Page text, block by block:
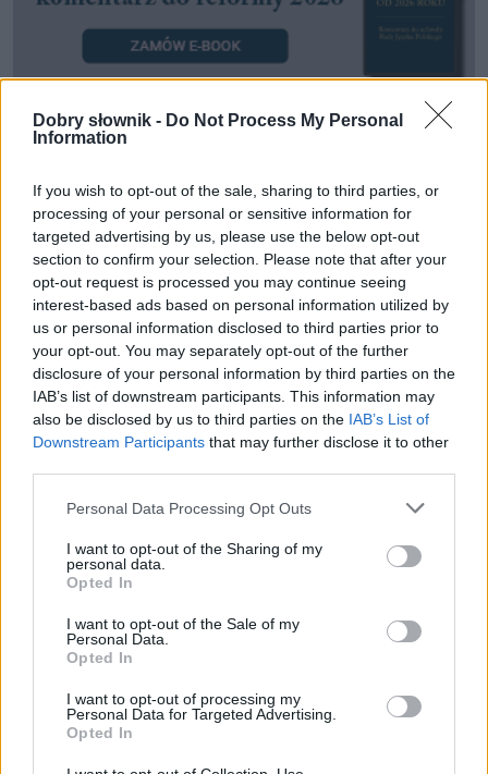
Dobry słownik - Do Not Process My Personal
Information
If you wish to opt-out of the sale, sharing to third parties, or
processing of your personal or sensitive information for
targeted advertising by us, please use the below opt-out
section to confirm your selection. Please note that after your
opt-out request is processed you may continue seeing
interest-based ads based on personal information utilized by
us or personal information disclosed to third parties prior to
your opt-out. You may separately opt-out of the further
disclosure of your personal information by third parties on the
IAB’s list of downstream participants. This information may
also be disclosed by us to third parties on the IAB’s List of
Downstream Participants that may further disclose it to other
Please note that this website/app uses one or more Google
not limited to your visit or usage behaviour. You may click to
grant or deny consent to Google and its third-party tags to
use your data for below specified purposes in below Google
consent section.
Personal Data Processing Opt Outs
I want to opt-out of the Sharing of my
personal data.
Opted In
I want to opt-out of the Sale of my
Personal Data.
Opted In
I want to opt-out of processing my
Personal Data for Targeted Advertising.
Opted In
Pozostały wątpliwości? Brakuje czegoś w haśle?
Zobacz, co zyskują abonenci Dobrego słownika.
SPRAWDŹ
Często sprawdzane
Łączliwość
Jak zwracać się do arcybiskupa
Mam aby dwa jabłka
Ciekawostki
— Pochodzenie wyrazumenel
mandragora— Magiczna mandragora
napędzić pietra
— A skąd ten pieter
Mogą Cię zainteresować również hasła